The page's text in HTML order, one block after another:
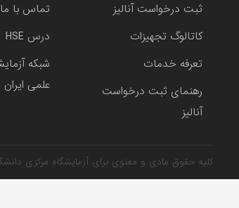
ثبت درخواست آنالیز
کاتالوگ تجهیزات
تعرفه خدمات
رهنمای ثبت درخواست
آنالیز
تماس با ما
درس HSE
شبکه
علمی
کلیه حقوق مادی و معنوی برای آزمایشگاه مرکزی